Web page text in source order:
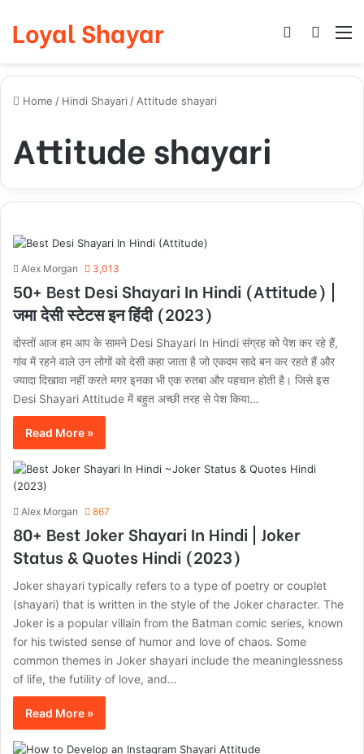
Loyal Shayar Log In
Home / Hindi Shayari / Attitude shayari
Attitude shayari
Alex Morgan 3,013
50+ Best Desi Shayari In Hindi (Attitude) |
जमा देसी स्टेटस इन हिंदी (2023)
दोस्तों आज हम आप के सामने Desi Shayari In Hindi संग्रह को पेश कर रहे हैं,
गांव में रहने वाले उन लोगों को देसी कहा जाता है जो एकदम सादे बन कर रहते हैं और
ज्यादा दिखावा नहीं करते मगर इनका भी एक रुतबा और पहचान होती है। जिसे इस
Desi Shayari Attitude में बहुत अच्छी तरह से पेश किया…
Read More »
Alex Morgan 867
80+ Best Joker Shayari In Hindi | Joker
Status & Quotes Hindi (2023)
Joker shayari typically refers to a type of poetry or couplet
(shayari) that is written in the style of the Joker character. The
Joker is a popular villain from the Batman comic series, known
for his twisted sense of humor and love of chaos. Some
common themes in Joker shayari include the meaninglessness
of life, the futility of love, and…
Read More »